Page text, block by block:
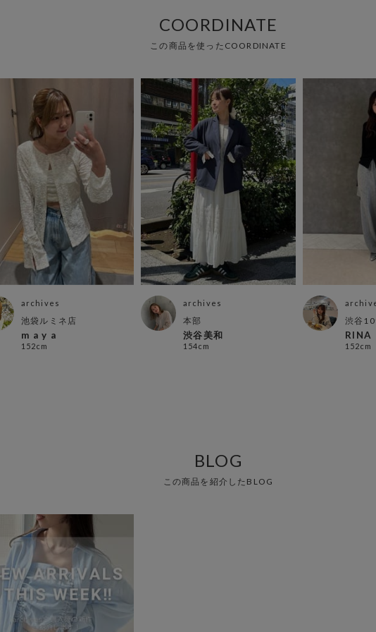
COORDINATE
この商品を使ったCOORDINATE
archives
池袋ルミネ店
m a y a
152cm
archives
本部
渋谷美和
154cm
渋谷
RINA
152cm
BLOG
この商品を紹介したBLOG